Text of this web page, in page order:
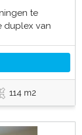
te
duplex van
114 m2